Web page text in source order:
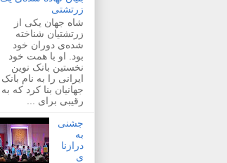
زرتشتی
شاه جهان یکی از
زرتشتیان شناخته
شده‌ی دوران خود
بود. او با همت خود
نخستین بانک نوین
ایرانی را به نام بانک
جهانیان بنا کرد که به
رقیبی برای ...
جشنی
به
درازنا
ی